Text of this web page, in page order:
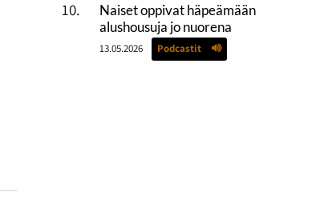
Naiset oppivat häpeämään
alushousuja jo nuorena
13.05.2026 Podcastit